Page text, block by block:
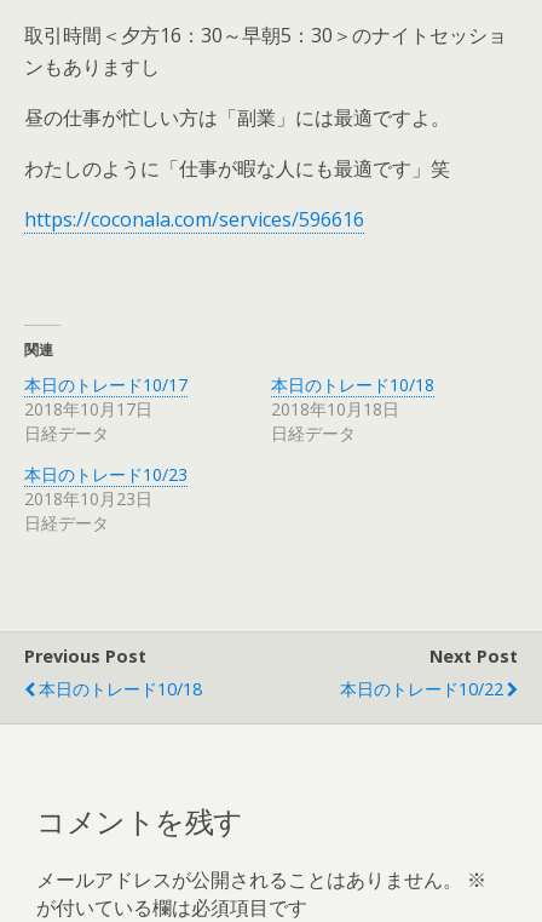
取引時間＜夕方16：30～早朝5：30＞のナイトセッショ
ンもありますし
昼の仕事が忙しい方は「副業」には最適ですよ。
わたしのように「仕事が暇な人にも最適です」笑
https://coconala.com/services/596616
関連
本日のトレード10/17
2018年10月17日
日経データ
本日のトレード10/18
2018年10月18日
日経データ
本日のトレード10/23
2018年10月23日
日経データ
Previous Post
本日のトレード10/18
Next Post
本日のトレード10/22
コメントを残す
メールアドレスが公開されることはありません。
※
が付いている欄は必須項目です